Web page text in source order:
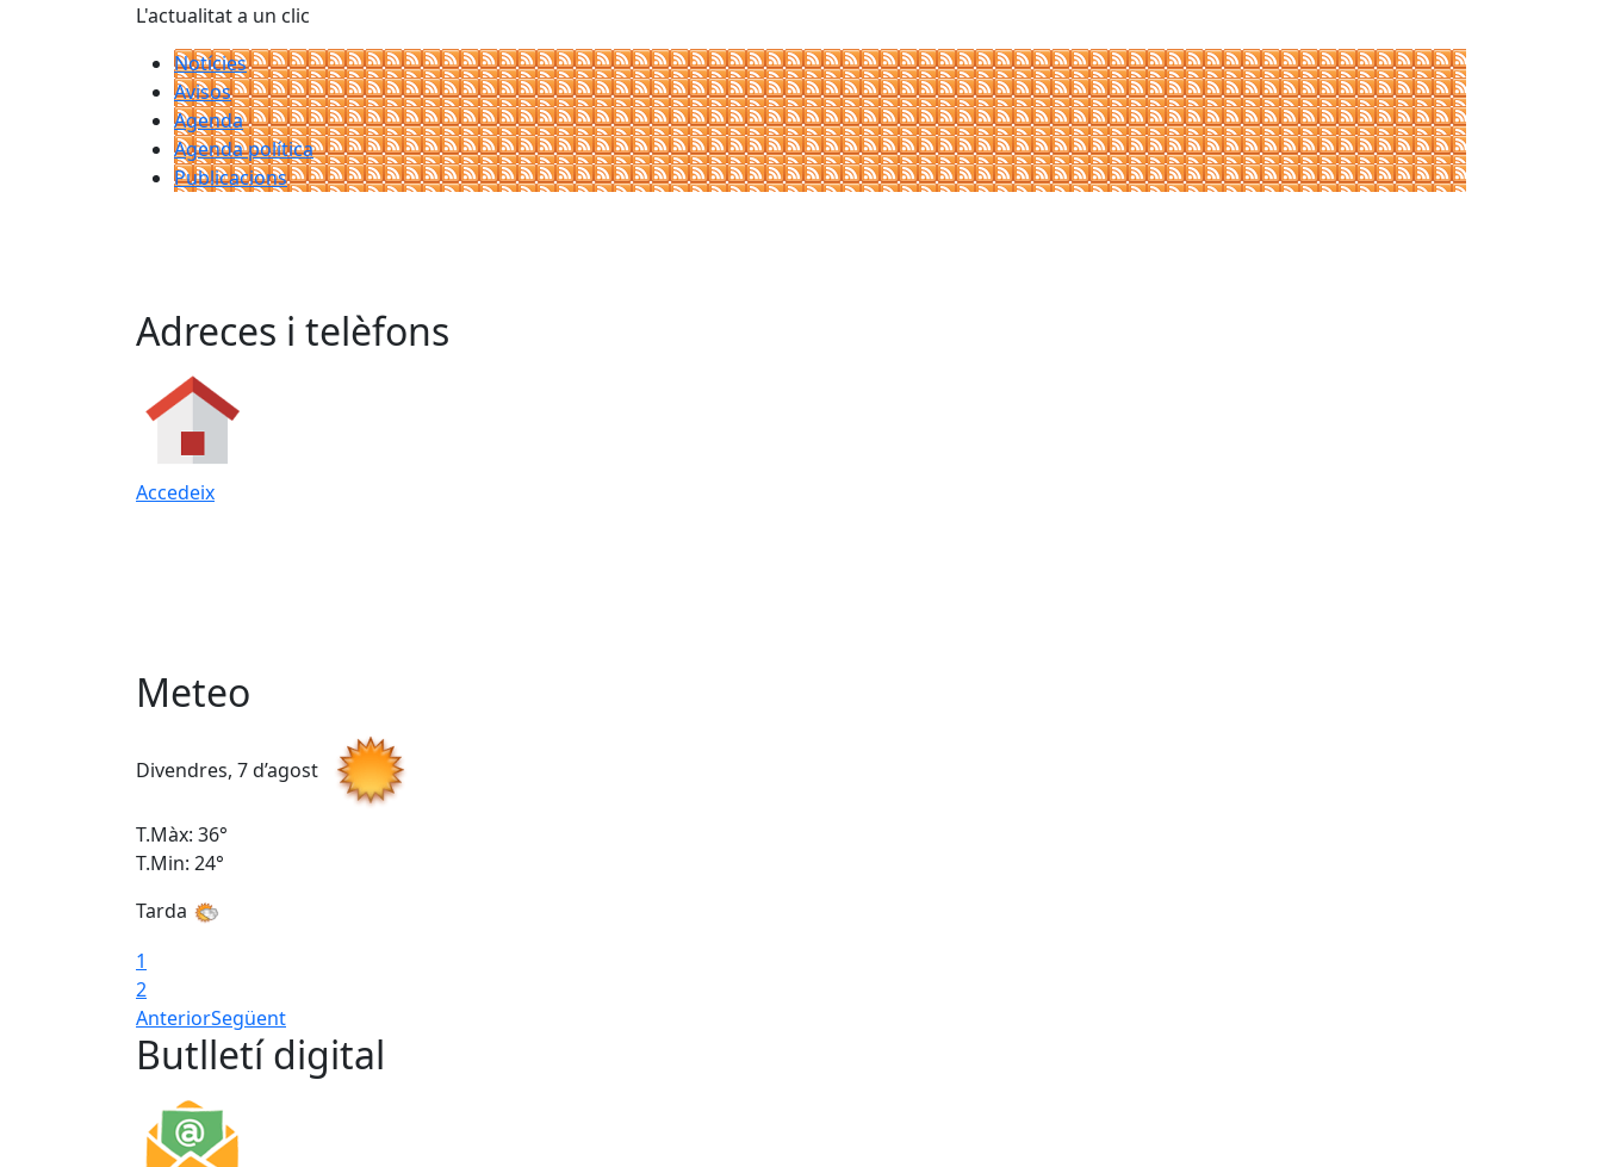
L'actualitat a un clic
Notícies
Avisos
Agenda
Agenda política
Publicacions
Adreces i telèfons
Accedeix
Meteo
Divendres, 7 d’agost
T.Màx: 36°
T.Min: 24°
Tarda
1
2
AnteriorSegüent
Butlletí digital